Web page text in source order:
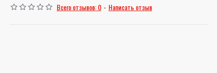
Всего отзывов: 0 - Написать отзыв